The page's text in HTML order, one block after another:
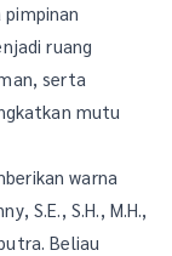
pimpinan
ruang
serta
mutu
warna
S.E., S.H., M.H.,
Beliau